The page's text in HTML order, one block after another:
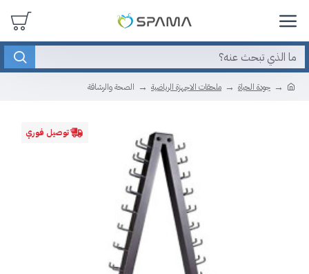
جودة الحياة ملحقات الاجهزة الرياضية الصحة والرشاقة
توصيل فوري